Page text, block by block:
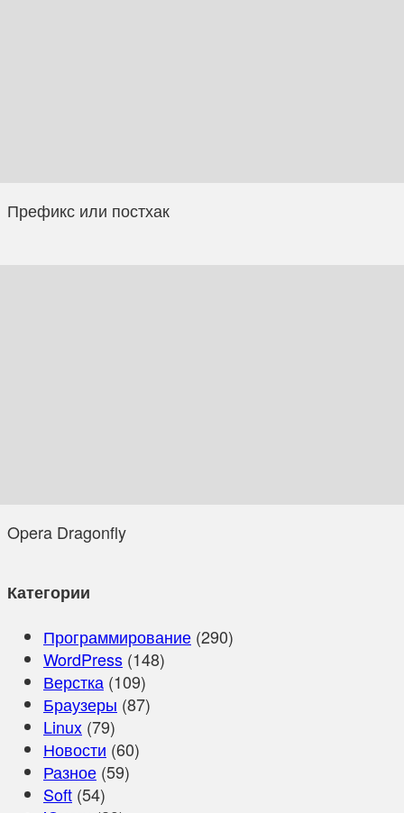
Префикс или постхак
Opera Dragonfly
Категории
Программирование (290)
WordPress (148)
Верстка (109)
Браузеры (87)
Linux (79)
Новости (60)
Разное (59)
Soft (54)